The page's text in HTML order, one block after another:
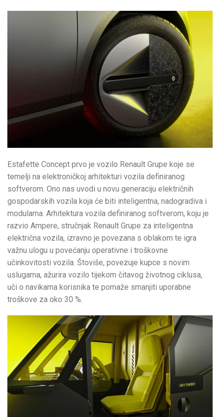
Estafette Concept prvo je vozilo Renault Grupe koje se
temelji na elektroničkoj arhitekturi vozila definiranog
softverom. Ono nas uvodi u novu generaciju električnih
gospodarskih vozila koja će biti inteligentna, nadogradiva i
modularna. Arhitektura vozila definiranog softverom, koju je
razvio Ampere, stručnjak Renault Grupe za inteligentna
električna vozila, izravno je povezana s oblakom te igra
važnu ulogu u povećanju operativne i troškovne
učinkovitosti vozila. Štoviše, povezuje kupce s novim
uslugama, ažurira vozilo tijekom čitavog životnog ciklusa,
uči o navikama korisnika te pomaže smanjiti uporabne
troškove za oko 30 %.